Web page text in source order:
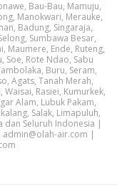
Bau-Bau, Mamuju,
Manokwari, Merauke,
Badung, Singaraja,
Sumbawa Besar,
Maumere, Ende, Ruteng,
Soe, Rote Ndao, Sabu
Buru, Seram,
Agats, Tanah Merah,
Rasiei, Kumurkek,
Alam, Lubuk Pakam,
Salak, Limapuluh,
dan Seluruh Indonesia |
admin@olah-air.com |